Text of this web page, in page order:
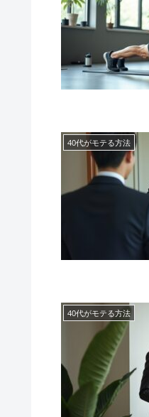
40代がモテる方法
40代がモテる方法